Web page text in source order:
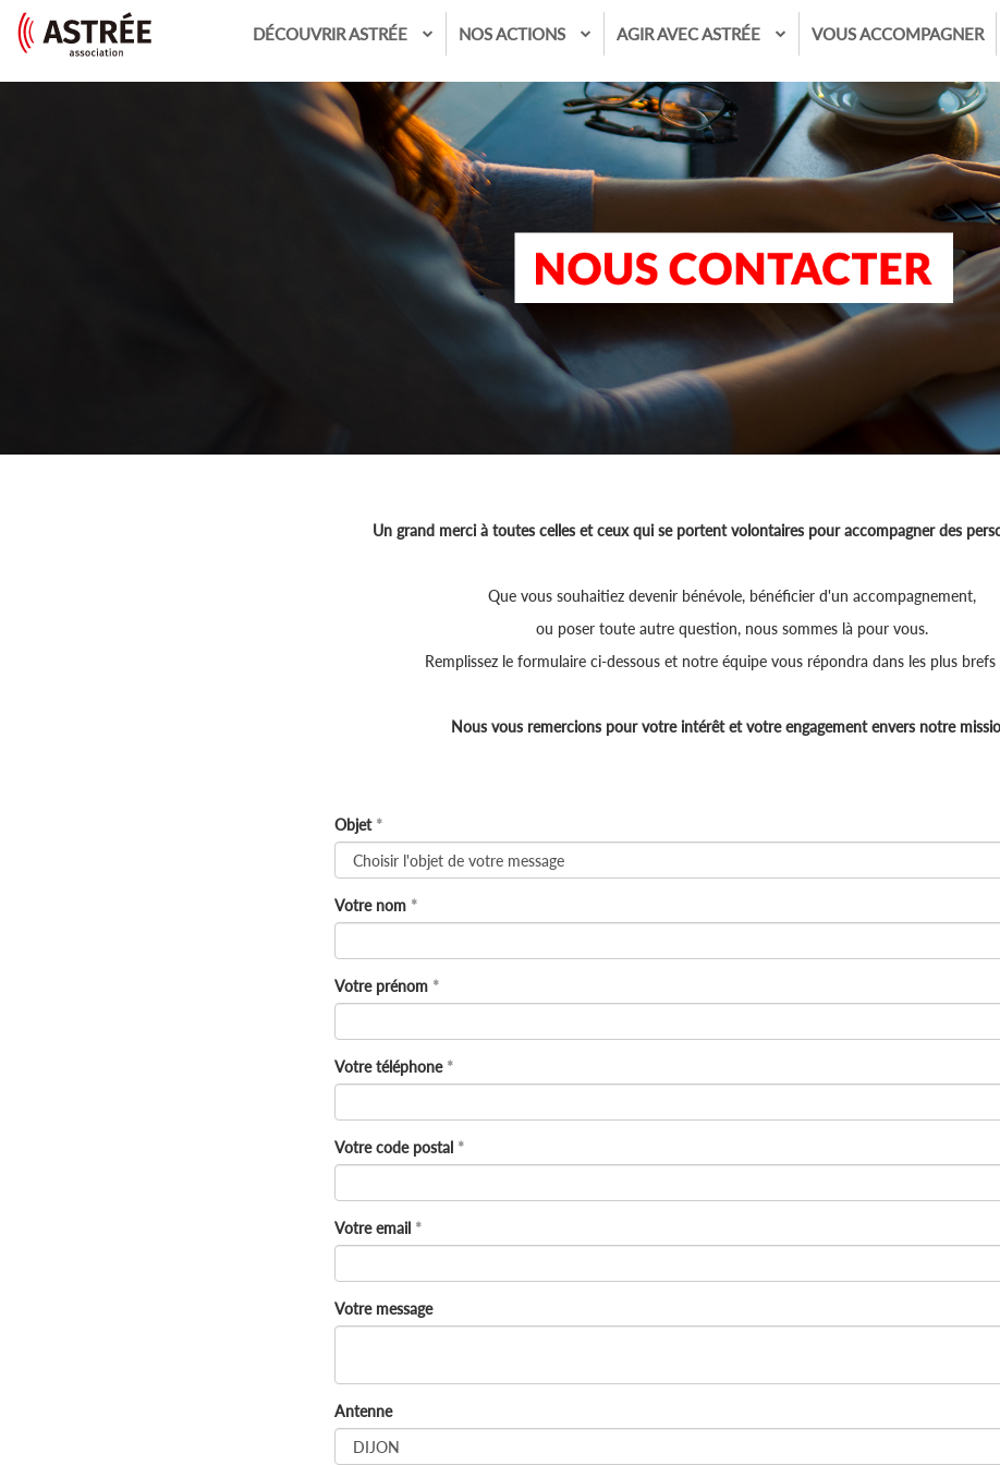
DÉCOUVRIR ASTRÉE NOS ACTIONS AGIR AVEC ASTRÉE VOUS ACCOMPAGNER
Un grand merci à toutes celles et ceux qui se portent volontaires pour accompagner des
Que vous souhaitiez devenir bénévole, bénéficier d'un accompagnement,
ou poser toute autre question, nous sommes là pour vous.
Remplissez le formulaire ci-dessous et notre équipe vous répondra dans les plus brefs
Nous vous remercions pour votre intérêt et votre engagement envers notre
Objet
Votre nom
Votre prénom
Votre téléphone
Votre code postal
Votre email
Votre message
Antenne